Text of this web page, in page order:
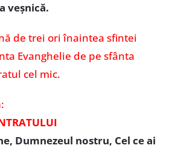
veşnică.
de trei ori înaintea sfintei
Evanghelie de pe sfânta
cel mic.
Dumnezeul nostru, Cel ce ai